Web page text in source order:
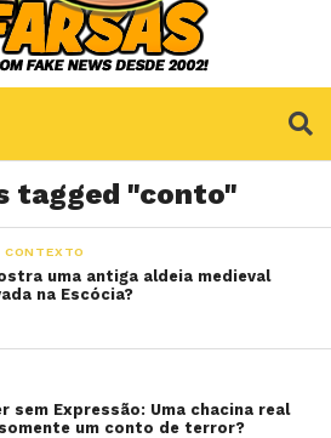
tagged "conto"
CONTEXTO
uma antiga aldeia medieval
na Escócia?
sem Expressão: Uma chacina real
um conto de terror?